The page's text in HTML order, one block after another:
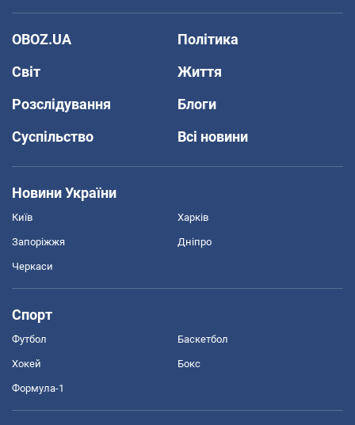
OBOZ.UA
Політика
Світ
Життя
Розслідування
Блоги
Суспільство
Всі новини
Новини України
Київ Харків
Запоріжжя Дніпро
Черкаси
Спорт
Футбол Баскетбол
Хокей Бокс
Формула-1